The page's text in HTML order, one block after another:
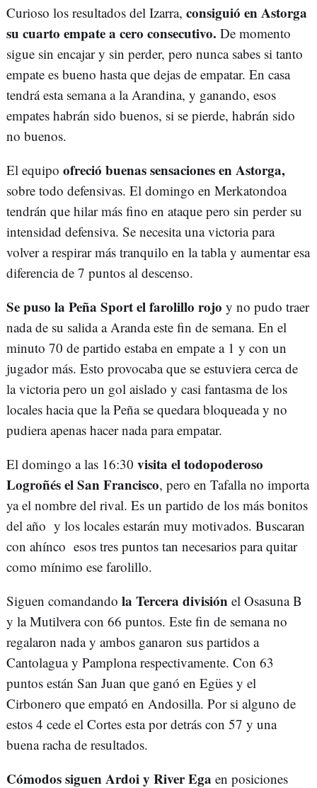
Curioso los resultados del Izarra, consiguió en Astorga
su cuarto empate a cero consecutivo. De momento
sigue sin encajar y sin perder, pero nunca sabes si tanto
empate es bueno hasta que dejas de empatar. En casa
tendrá esta semana a la Arandina, y ganando, esos
empates habrán sido buenos, si se pierde, habrán sido
no buenos.
El equipo ofreció buenas sensaciones en Astorga,
sobre todo defensivas. El domingo en Merkatondoa
tendrán que hilar más fino en ataque pero sin perder su
intensidad defensiva. Se necesita una victoria para
volver a respirar más tranquilo en la tabla y aumentar esa
diferencia de 7 puntos al descenso.
Se puso la Peña Sport el farolillo rojo y no pudo traer
nada de su salida a Aranda este fin de semana. En el
minuto 70 de partido estaba en empate a 1 y con un
jugador más. Esto provocaba que se estuviera cerca de
la victoria pero un gol aislado y casi fantasma de los
locales hacia que la Peña se quedara bloqueada y no
pudiera apenas hacer nada para empatar.
El domingo a las 16:30 visita el todopoderoso
Logroñés el San Francisco, pero en Tafalla no importa
ya el nombre del rival. Es un partido de los más bonitos
del año y los locales estarán muy motivados. Buscaran
con ahínco esos tres puntos tan necesarios para quitar
como mínimo ese farolillo.
Siguen comandando la Tercera división el Osasuna B
y la Mutilvera con 66 puntos. Este fin de semana no
regalaron nada y ambos ganaron sus partidos a
Cantolagua y Pamplona respectivamente. Con 63
puntos están San Juan que ganó en Egües y el
Cirbonero que empató en Andosilla. Por si alguno de
estos 4 cede el Cortes esta por detrás con 57 y una
buena racha de resultados.
Cómodos siguen Ardoi y River Ega en posiciones